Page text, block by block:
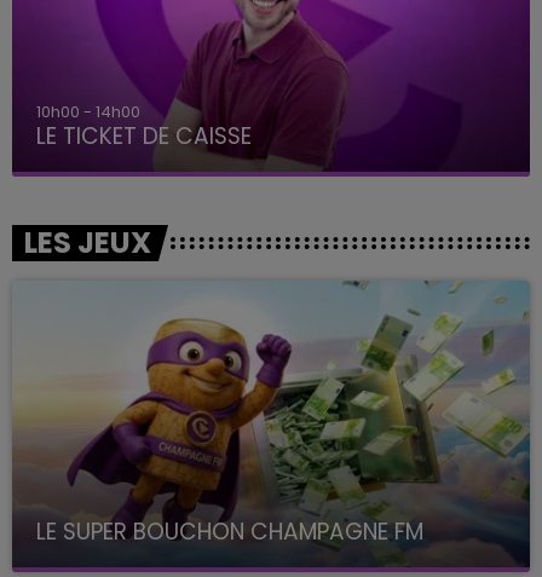
14h00 - 15h00
La Radio Pop
LES JEUX
LE SUPER BOUCHON CHAMPAGNE FM
avec La Famille Champagne FM, à 8H10